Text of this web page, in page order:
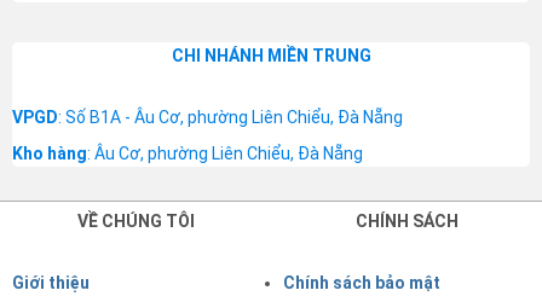
CHI NHÁNH MIỀN TRUNG
VPGD: Số B1A - Âu Cơ, phường Liên Chiểu, Đà Nẵng
Kho hàng: Âu Cơ, phường Liên Chiểu, Đà Nẵng
VỀ CHÚNG TÔI
Giới thiệu
CHÍNH SÁCH
Chính sách bảo mật